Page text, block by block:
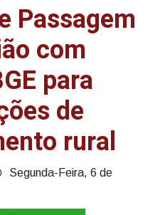
Passagem
com
para
de
rural
Segunda-Feira, 6 de